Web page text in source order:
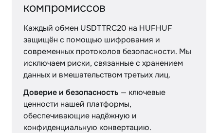
компромиссов
Каждый обмен USDTTRC20 на HUFHUF
защищён с помощью шифрования и
современных протоколов безопасности. Мы
исключаем риски, связанные с хранением
данных и вмешательством третьих лиц.
Доверие и безопасность — ключевые
ценности нашей платформы,
обеспечивающие надёжную и
конфиденциальную конвертацию.